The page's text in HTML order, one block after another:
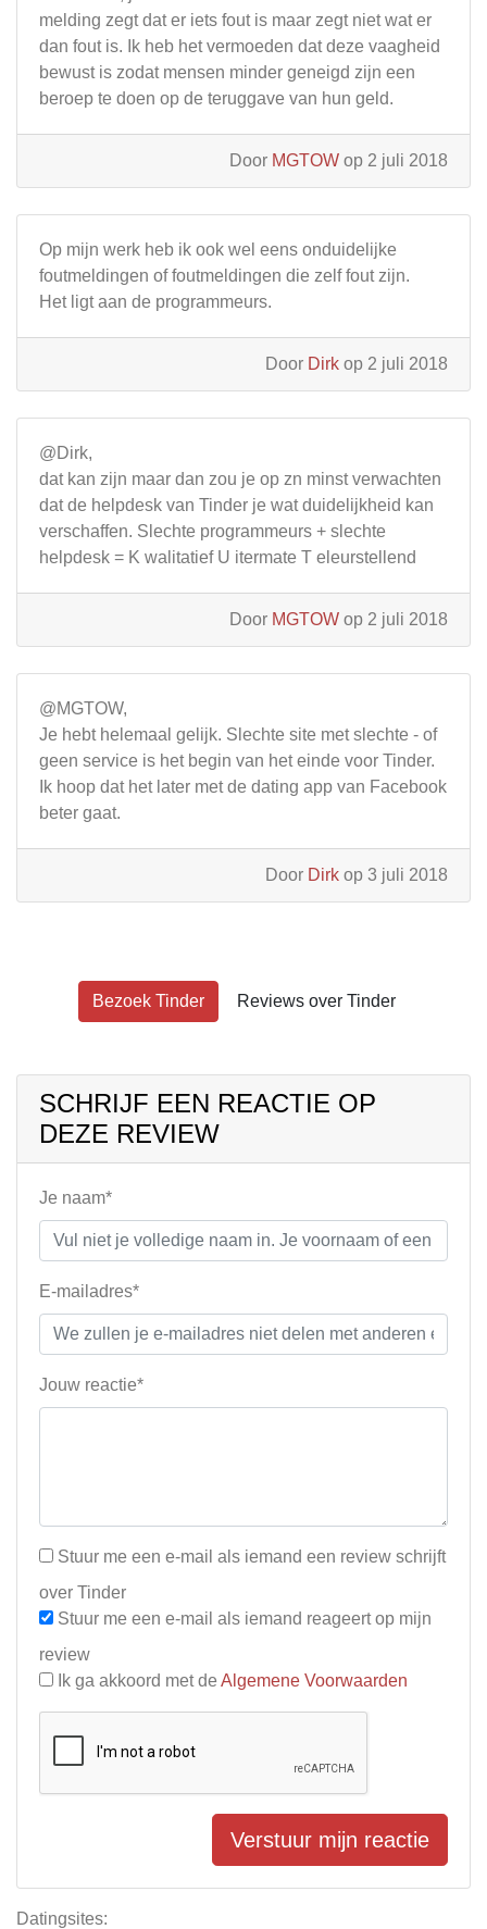
Datingsites:
melding zegt dat er iets fout is maar zegt niet wat er
dan fout is. Ik heb het vermoeden dat deze vaagheid
bewust is zodat mensen minder geneigd zijn een
beroep te doen op de teruggave van hun geld.
Door MGTOW op 2 juli 2018
Op mijn werk heb ik ook wel eens onduidelijke
foutmeldingen of foutmeldingen die zelf fout zijn.
Het ligt aan de programmeurs.
Door Dirk op 2 juli 2018
@Dirk,
dat kan zijn maar dan zou je op zn minst verwachten
dat de helpdesk van Tinder je wat duidelijkheid kan
verschaffen. Slechte programmeurs + slechte
helpdesk = K walitatief U itermate T eleurstellend
Door MGTOW op 2 juli 2018
@MGTOW,
Je hebt helemaal gelijk. Slechte site met slechte - of
geen service is het begin van het einde voor Tinder.
Ik hoop dat het later met de dating app van Facebook
beter gaat.
Door Dirk op 3 juli 2018
Bezoek Tinder Reviews over Tinder
SCHRIJF EEN REACTIE OP
DEZE REVIEW
Je naam*
E-mailadres*
Jouw reactie*
Stuur me een e-mail als iemand een review schrijft
over Tinder
Stuur me een e-mail als iemand reageert op mijn
review
Ik ga akkoord met de Algemene Voorwaarden
Verstuur mijn reactie